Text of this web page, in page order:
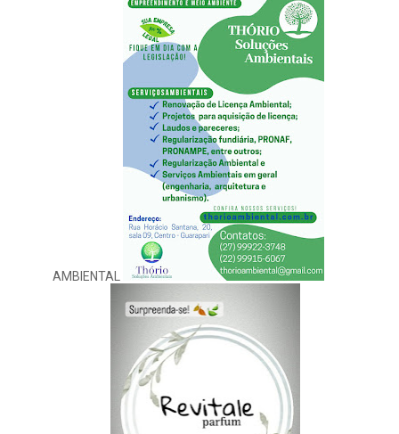
AMBIENTAL